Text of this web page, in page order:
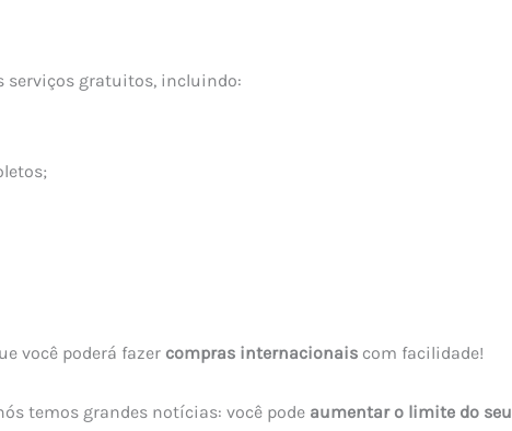
serviços gratuitos, incluindo:
você poderá fazer compras internacionais com facilidade!
temos grandes notícias: você pode aumentar o limite do seu